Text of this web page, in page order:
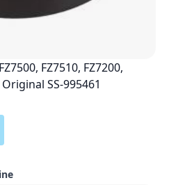
FZ7510, FZ7200,
SS-995461